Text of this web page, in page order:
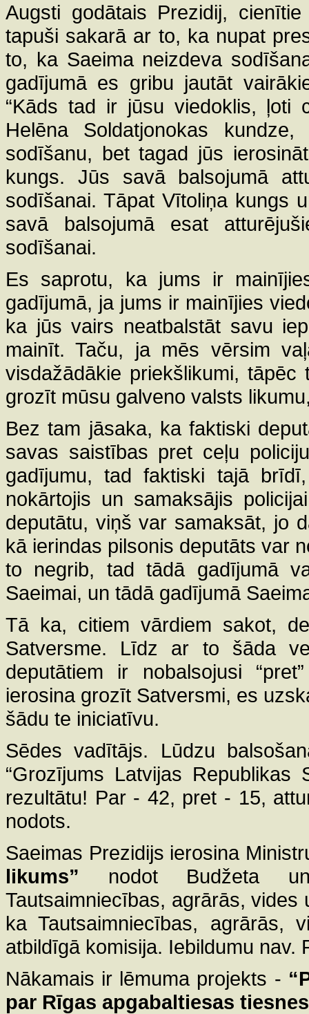
Augsti godātais Prezidij,
tapuši sakarā ar to, ka nupat
to, ka Saeima neizdeva
gadījumā es gribu jautāt
“Kāds tad ir jūsu viedoklis, ļoti
Helēna Soldatjonokas
sodīšanu, bet tagad jūs
kungs. Jūs savā balsojumā
sodīšanai. Tāpat Vītoliņa kungs
savā balsojumā esat
sodīšanai.
Es saprotu, ka jums ir
gadījumā, ja jums ir mainījies
ka jūs vairs neatbalstāt savu
mainīt. Taču, ja mēs vērsim
visdažādākie priekšlikumi,
grozīt mūsu galveno valsts
Bez tam jāsaka, ka faktiski
savas saistības pret ceļu
gadījumu, tad faktiski tajā
nokārtojis un samaksājis
deputātu, viņš var samaksāt, jo
kā ierindas pilsonis deputāts var
to negrib, tad tādā gadījumā
Saeimai, un tādā gadījumā
Tā ka, citiem vārdiem sakot,
Satversme. Līdz ar to šāda
deputātiem ir nobalsojusi
ierosina grozīt Satversmi, es
šādu te iniciatīvu.
Sēdes vadītājs. Lūdzu
“Grozījums Latvijas Republikas
rezultātu! Par - 42, pret - 15,
nodots.
Saeimas Prezidijs ierosina
likums” nodot Budžeta
Tautsaimniecības, agrārās,
ka Tautsaimniecības, agrārās,
atbildīgā komisija. Iebildumu nav.
Nākamais ir lēmuma projekts -
par Rīgas apgabaltiesas